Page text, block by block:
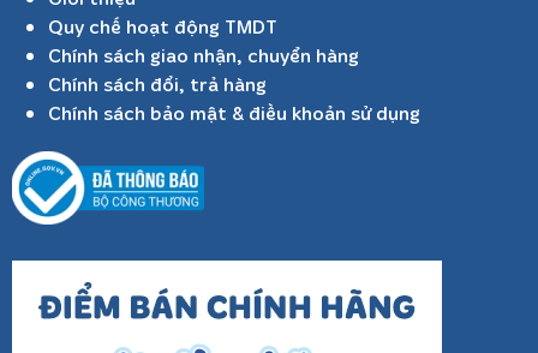
Quy chế hoạt động TMDT
Chính sách giao nhận, chuyển hàng
Chính sách đổi, trả hàng
Chính sách bảo mật & điều khoản sử dụng